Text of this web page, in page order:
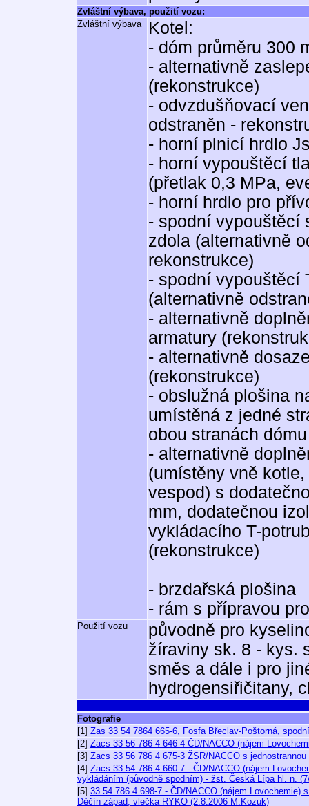
Zvláštní výbava, použití vozu:
Zvláštní výbava
Kotel:
- dóm průměru 300
- alternativně
(rekonstrukce)
- odvzdušňovací
odstraněn -
- horní plnicí hrdlo
- horní vypouštěcí
(přetlak 0,3 MPa,
- horní hrdlo pro
- spodní vypouštěcí
zdola (alternativně
rekonstrukce)
- spodní vypouštěcí
(alternativně
- alternativně
armatury
- alternativně
(rekonstrukce)
- obslužná plošina
umístěná z jedné
obou stranách
- alternativně
(umístěny vně
vespod) s
mm, dodatečnou
vykládacího T-
(rekonstrukce)
- brzdařská plošina
- rám s přípravou
Použití vozu
původně pro
žíraviny sk. 8 - kys.
směs a dále i pro
hydrogensiřičitany,
Fotografie
[1] Zas 33 54 7864 665-6, Fosfa Břeclav-Poštorná,
[2] Zacs 33 56 786 4 646-4 ČD/NACCO (nájem
[3] Zacs 33 56 786 4 675-3 ŽSR/NACCO s
[4] Zacs 33 54 786 4 660-7 - ČD/NACCO (nájem
vykládáním (původně spodním) - žst. Česká Lípa hl. n.
[5] 33 54 786 4 698-7 - ČD/NACCO (nájem
Děčín západ, vlečka RYKO (2.8.2006 M.Kozuk)